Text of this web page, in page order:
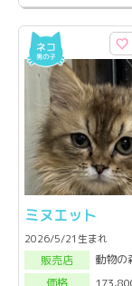
ミヌエット
2026/5/21生まれ
販売店
動物の